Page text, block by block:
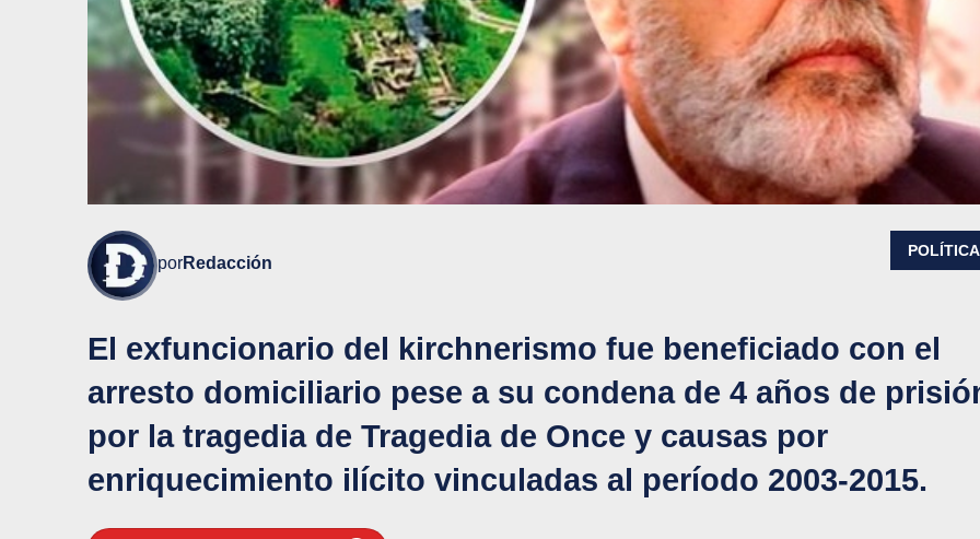
porRedacción
POLÍTICA
El exfuncionario del kirchnerismo fue beneficiado con el
arresto domiciliario pese a su condena de 4 años de
por la tragedia de Tragedia de Once y causas por
enriquecimiento ilícito vinculadas al período 2003-2015.